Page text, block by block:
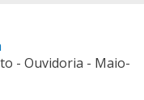
- Ouvidoria - Maio-